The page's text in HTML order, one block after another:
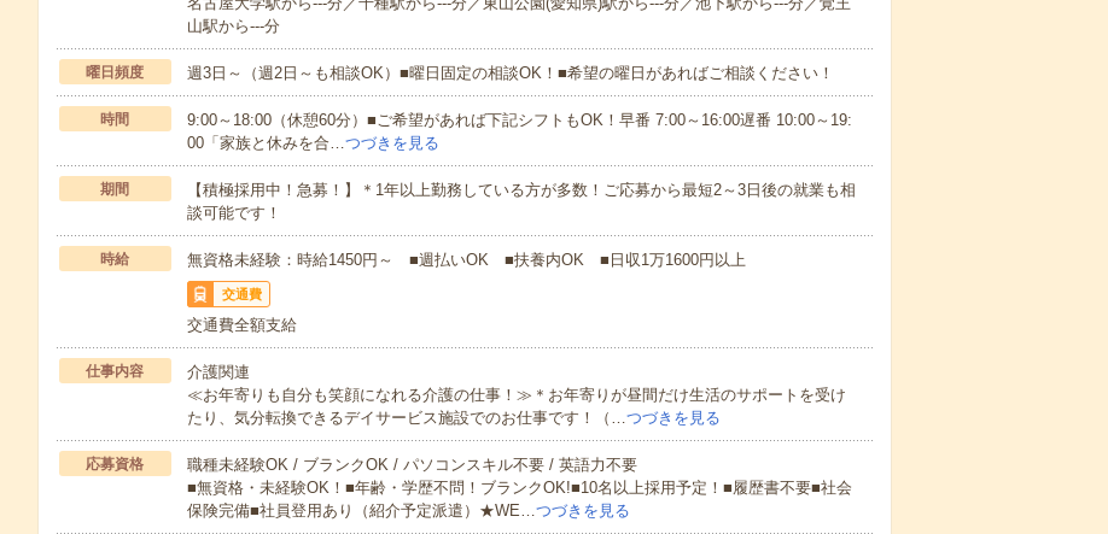
山駅から---分
曜日頻度 週3日～（週2日～も相談OK）■曜日固定の相談OK！■希望の曜日があればご相談ください！
時間
9:00～18:00（休憩60分）■ご希望があれば下記シフトもOK！早番 7:00～16:00遅番 10:00～19:
00「家族と休みを合…つづきを見る
期間
【積極採用中！急募！】＊1年以上勤務している方が多数！ご応募から最短2～3日後の就業も相
談可能です！
時給 無資格未経験：時給1450円～ ■週払いOK ■扶養内OK ■日収1万1600円以上
交通費
交通費全額支給
仕事内容
介護関連
≪お年寄りも自分も笑顔になれる介護の仕事！≫＊お年寄りが昼間だけ生活のサポートを受け
たり、気分転換できるデイサービス施設でのお仕事です！（…つづきを見る
応募資格
職種未経験OK / ブランクOK / パソコンスキル不要 / 英語力不要
■無資格・未経験OK！■年齢・学歴不問！ブランクOK!■10名以上採用予定！■履歴書不要■社会
保険完備■社員登用あり（紹介予定派遣）★WE…つづきを見る